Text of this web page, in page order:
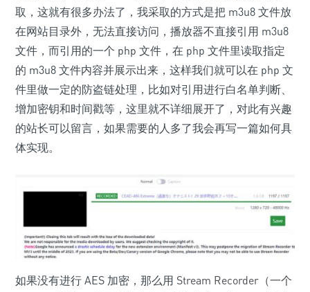
取，这就有很多办法了，我采取的方式是把 m3u8 文件放
在网站目录外，无法直接访问，播放器不直接引用 m3u8
文件，而引用的一个 php 文件，在 php 文件里读取指定
的 m3u8 文件内容并展示出来，这样我们就可以在 php 文
件里做一定的防盗链处理，比如对引用进行白名单判断、
增加密钥和时间戳等，这里就不详细展开了，对此有兴趣
的站长可以留言，如果需要的人多了我会再写一篇如何具
体实现。
如果没有进行 AES 加密，那么用 Stream Recorder（一个